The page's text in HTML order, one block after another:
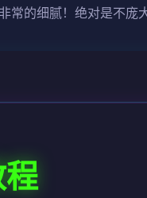
常的细腻！绝对是不庞